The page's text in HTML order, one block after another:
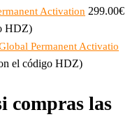
Activation 299.00€
HDZ)
Permanent Activatio
el código HDZ)
compras las